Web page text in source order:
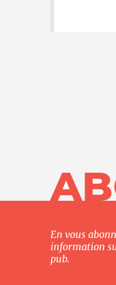
En vous
information
pub.